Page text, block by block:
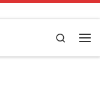
Search